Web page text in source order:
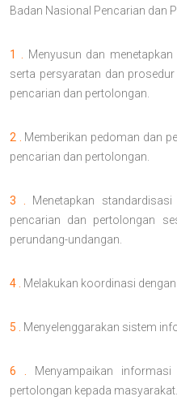
Badan Nasional Pencarian dan
1 . Menyusun dan
serta persyaratan dan
pencarian dan pertolongan.
2 . Memberikan pedoman dan
pencarian dan pertolongan.
3 . Menetapkan
pencarian dan pertolongan
perundang-undangan.
4 . Melakukan koordinasi
5 . Menyelenggarakan sistem
6 . Menyampaikan
pertolongan kepada masyarakat.